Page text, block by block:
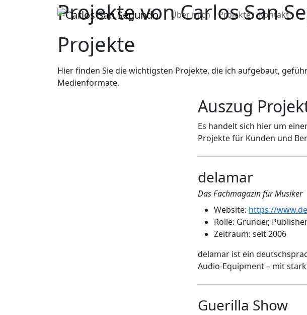
Über mich Projekte Kontakt
Projekte von Carlos San
Projekte
Hier finden Sie die wichtigsten Projekte, die ich aufgebaut,
Medienformate.
Auszug
Es handelt sich hier um
Projekte für Kunden und
delamar
Das Fachmagazin für Musiker
Website: https://
Rolle: Gründer,
Zeitraum: seit 2006
delamar ist ein
Audio-Equipment – mit
Guerilla Show